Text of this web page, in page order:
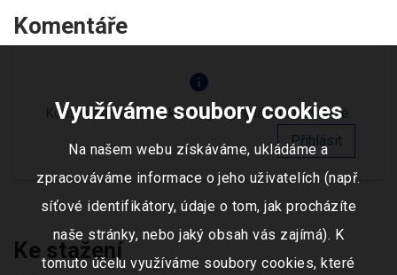
Komentáře
info
Komentáře mohou vkládat jen přihlášení uživatelé.
Přihlásit
Ke stažení
Využíváme soubory cookies
Na našem webu získáváme, ukládáme a
zpracováváme informace o jeho uživatelích (např.
síťové identifikátory, údaje o tom, jak procházíte
naše stránky, nebo jaký obsah vás zajímá). K
tomuto účelu využíváme soubory cookies, které